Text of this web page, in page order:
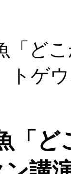
「ど
ゲウ
「